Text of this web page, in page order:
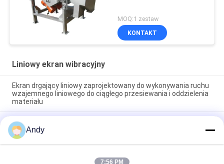
MOQ:1 zestaw
KONTAKT
Liniowy ekran wibracyjny
Ekran drgający liniowy zaprojektowany do wykonywania ruchu
wzajemnego liniowego do ciągłego przesiewania i oddzielenia
materiału
Ekran wibracyjny liniowy zapewniający ciągłe przesiewanie i
warstwowanie materiału ze stabilną i wydajną pracą
przesiewanie i separację materiałów w zastosowaniach w
Andy
7:56 PM